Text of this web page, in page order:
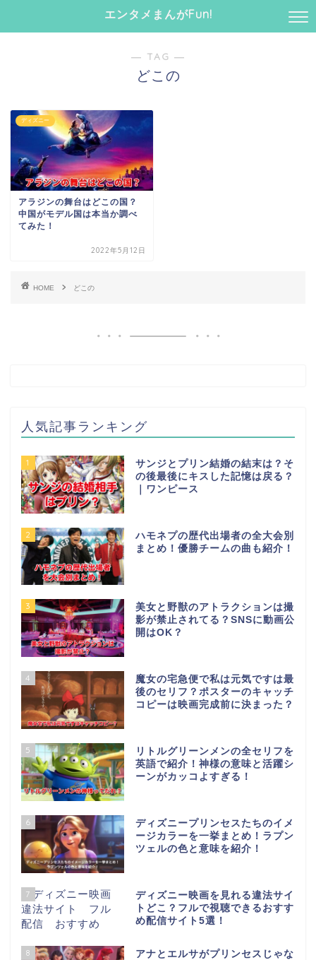
エンタメまんがFun!
― TAG ―
どこの
ディズニー
アラジンの舞台はどこの国？
中国がモデル国は本当か調べ
てみた！
2022年5月12日
HOME どこの
人気記事ランキング
1
サンジとプリン結婚の結末は？そ
の後最後にキスした記憶は戻る？
｜ワンピース
2
ハモネプの歴代出場者の全大会別
まとめ！優勝チームの曲も紹介！
3
美女と野獣のアトラクションは撮
影が禁止されてる？SNSに動画公
開はOK？
4
魔女の宅急便で私は元気ですは最
後のセリフ？ポスターのキャッチ
コピーは映画完成前に決まった？
5
リトルグリーンメンの全セリフを
英語で紹介！神様の意味と活躍シ
ーンがカッコよすぎる！
6
ディズニープリンセスたちのイメ
ージカラーを一挙まとめ！ラプン
ツェルの色と意味を紹介！
7
ディズニー映画を見れる違法サイ
トどこ？フルで視聴できるおすす
め配信サイト5選！
8
アナとエルサがプリンセスじゃな